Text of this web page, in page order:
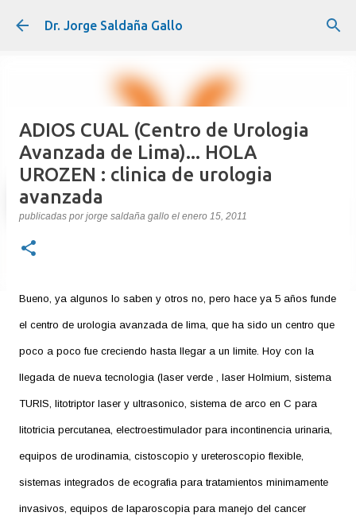
Ir al contenido principal
Dr. Jorge Saldaña Gallo
ADIOS CUAL (Centro de Urologia
Avanzada de Lima)... HOLA
UROZEN : clinica de urologia
avanzada
publicadas porjorge saldaña gallo el enero 15, 2011
Bueno, ya algunos lo saben y otros no, pero hace ya 5 años funde
el centro de urologia avanzada de lima, que ha sido un centro que
poco a poco fue creciendo hasta llegar a un limite. Hoy con la
llegada de nueva tecnologia (laser verde , laser Holmium, sistema
TURIS, litotriptor laser y ultrasonico, sistema de arco en C para
litotricia percutanea, electroestimulador para incontinencia urinaria,
equipos de urodinamia, cistoscopio y ureteroscopio flexible,
sistemas integrados de ecografia para tratamientos minimamente
invasivos, equipos de laparoscopia para manejo del cancer